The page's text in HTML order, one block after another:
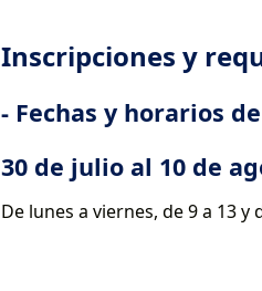
Inscripciones y
- Fechas y horarios
30 de julio al 10 de
De lunes a viernes, de 9 a 13 y